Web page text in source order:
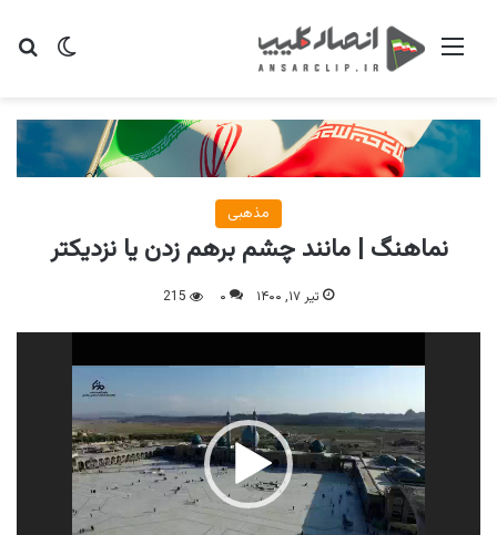
تغییر منو
مذهبی
نماهنگ | مانند چشم برهم زدن یا نزدیکتر
تیر ۱۷, ۱۴۰۰ ۰ 215
نمایشگر